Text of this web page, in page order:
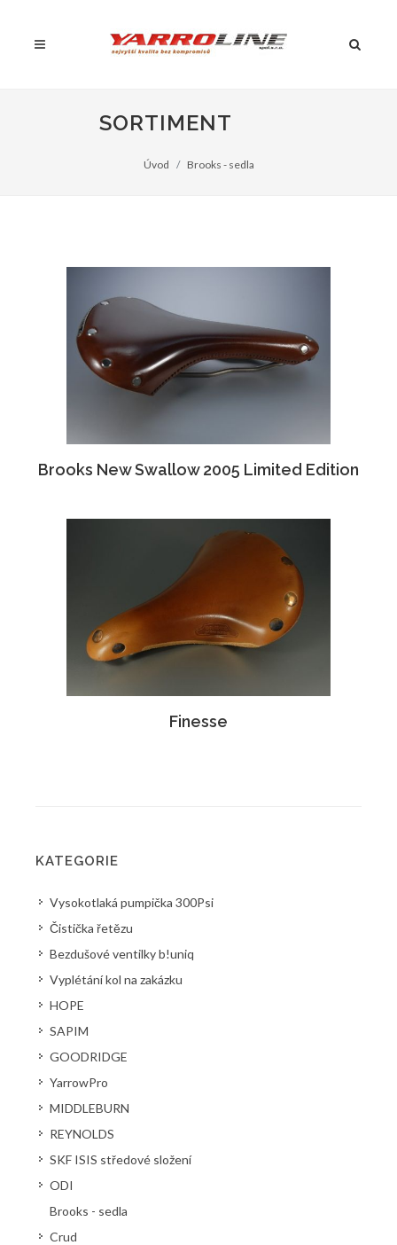
SORTIMENT
Úvod Brooks - sedla
Brooks New Swallow 2005 Limited Edition
Finesse
KATEGORIE
Vysokotlaká pumpička 300Psi
Čistička řetězu
Bezdušové ventilky b!uniq
Vyplétání kol na zakázku
HOPE
SAPIM
GOODRIDGE
YarrowPro
MIDDLEBURN
REYNOLDS
SKF ISIS středové složení
ODI
Brooks - sedla
Crud